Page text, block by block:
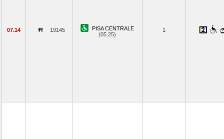
07.14 19145
PISA CENTRALE
(05.25)
1